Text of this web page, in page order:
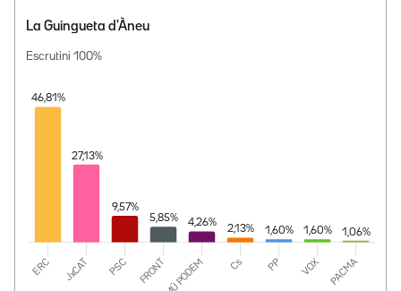
La Guingueta d'Àneu
Escrutini 100%